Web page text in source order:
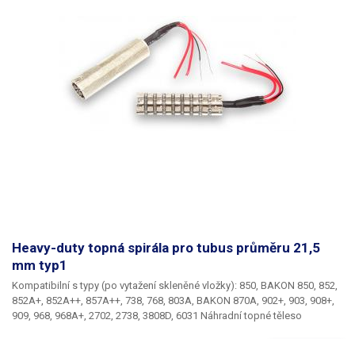
Heavy-duty topná spirála pro tubus průměru 21,5
mm typ1
Kompatibilní s typy (po vytažení skleněné vložky): 850, BAKON 850, 852,
852A+, 852A++, 857A++, 738, 768, 803A, BAKON 870A, 902+, 903, 908+,
909, 968, 968A+, 2702, 2738, 3808D, 6031 Náhradní topné těleso